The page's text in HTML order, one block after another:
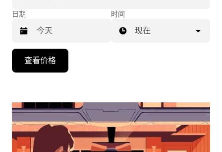
日期
向
头
浏
时间
现在
查看价格